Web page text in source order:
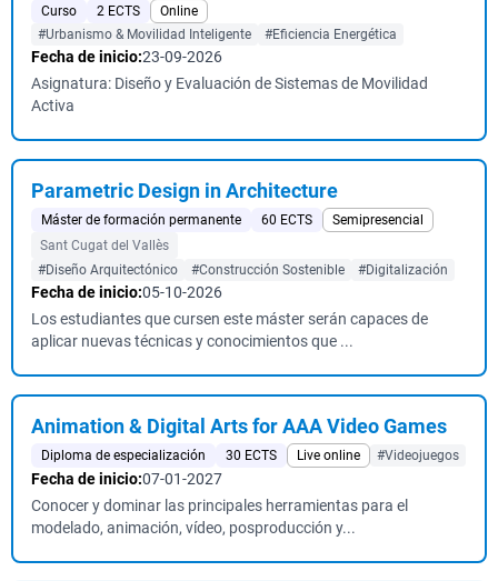
Curso 2 ECTS
Online
#Urbanismo & Movilidad Inteligente
#Eficiencia Energética
Fecha de inicio:23-09-2026
Asignatura: Diseño y Evaluación de Sistemas de Movilidad
Activa
Parametric Design in Architecture
Máster de formación permanente 60 ECTS
Semipresencial
Sant Cugat del Vallès
#Diseño Arquitectónico
#Construcción Sostenible #Digitalización
Fecha de inicio:05-10-2026
Los estudiantes que cursen este máster serán capaces de
aplicar nuevas técnicas y conocimientos que ...
Animation & Digital Arts for AAA Video Games
Diploma de especialización 30 ECTS Live online #Videojuegos
Fecha de inicio:07-01-2027
Conocer y dominar las principales herramientas para el
modelado, animación, vídeo, posproducción y...